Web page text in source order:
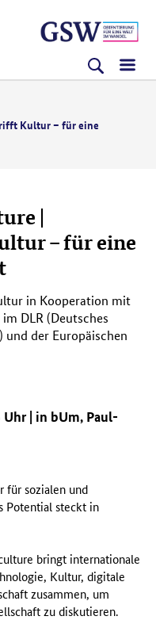
Kultur – für eine
|
– für eine
in Kooperation mit
DLR (Deutsches
der Europäischen
Uhr | in bUm, Paul-
für sozialen und
Potential steckt in
bringt internationale
Kultur, digitale
zusammen, um
zu diskutieren.